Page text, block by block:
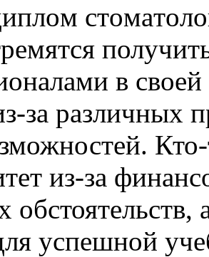
в своей
за различных
из-за
обстоятельств,
успешной